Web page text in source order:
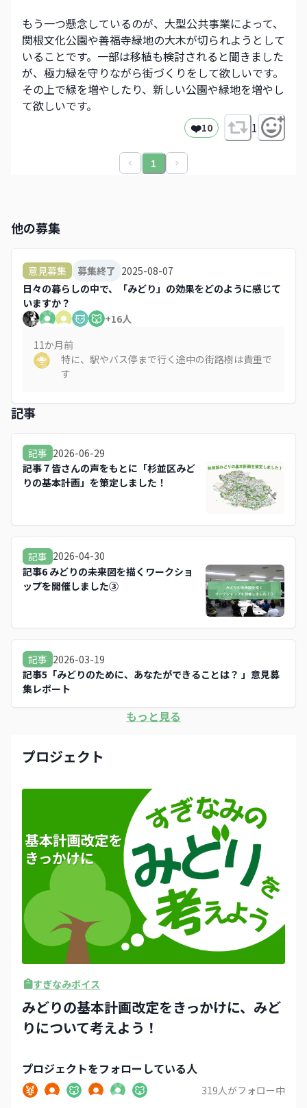
もう一つ懸念しているのが、大型公共事業によって、
関根文化公園や善福寺緑地の大木が切られようとして
いることです。一部は移植も検討されると聞きました
が、極力緑を守りながら街づくりをして欲しいです。
その上で緑を増やしたり、新しい公園や緑地を増やし
て欲しいです。
❤️10 1
1
他の募集
意見募集 募集終了 2025-08-07
日々の暮らしの中で、「みどり」の効果をどのように感じて
いますか？
+16人
11か月前
特に、駅やバス停まで行く途中の街路樹は貴重で
す
記事
記事 2026-06-29
記事７皆さんの声をもとに「杉並区みど
りの基本計画」を策定しました！
記事 2026-04-30
記事6 みどりの未来図を描くワークショ
ップを開催しました③
記事 2026-03-19
記事5「みどりのために、あなたができることは？ 」意見募
集レポート
もっと見る
プロジェクト
すぎなみボイス
みどりの基本計画改定をきっかけに、みど
りについて考えよう！
プロジェクトをフォローしている人
319人がフォロー中